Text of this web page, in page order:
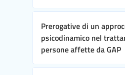
Prerogative di un
psicodinamico nel
persone affette da GAP